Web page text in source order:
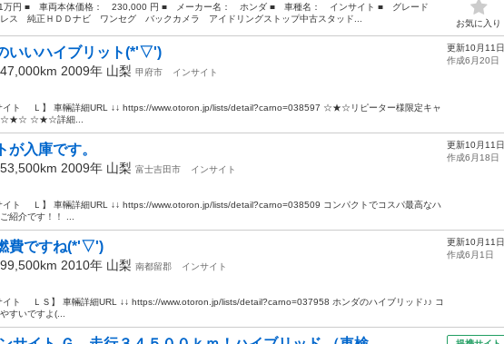
万円 ■ 車両本体価格： 230,000 円 ■ メーカー名： ホンダ ■ 車種名： インサイト ■ グレード
純正ＨＤＤナビ ワンセグ バックカメラ アイドリングストップ中古スタッド...
お気に入り
いいハイブリット(*'▽')
47,000km 2009年 山梨 甲府市
インサイト
イト Ｌ】 車輛詳細URL ↓↓ https://www.otoron.jp/lists/detail?carno=038597 ☆★☆リピーター様限定キャ
☆★☆ ☆★☆詳細...
更新10月11日
作成6月20日
が入庫です。
53,500km 2009年 山梨 富士吉田市
インサイト
イト Ｌ】 車輛詳細URL ↓↓ https://www.otoron.jp/lists/detail?carno=038509 コンパクトでコスパ最高なハ
紹介です！！ ...
更新10月11日
作成6月18日
費ですね(*'▽')
99,500km 2010年 山梨 南都留郡
インサイト
イト ＬＳ】 車輛詳細URL ↓↓ https://www.otoron.jp/lists/detail?carno=037958 ホンダのハイブリッド♪♪ コ
すいですよ(...
更新10月11日
作成6月1日